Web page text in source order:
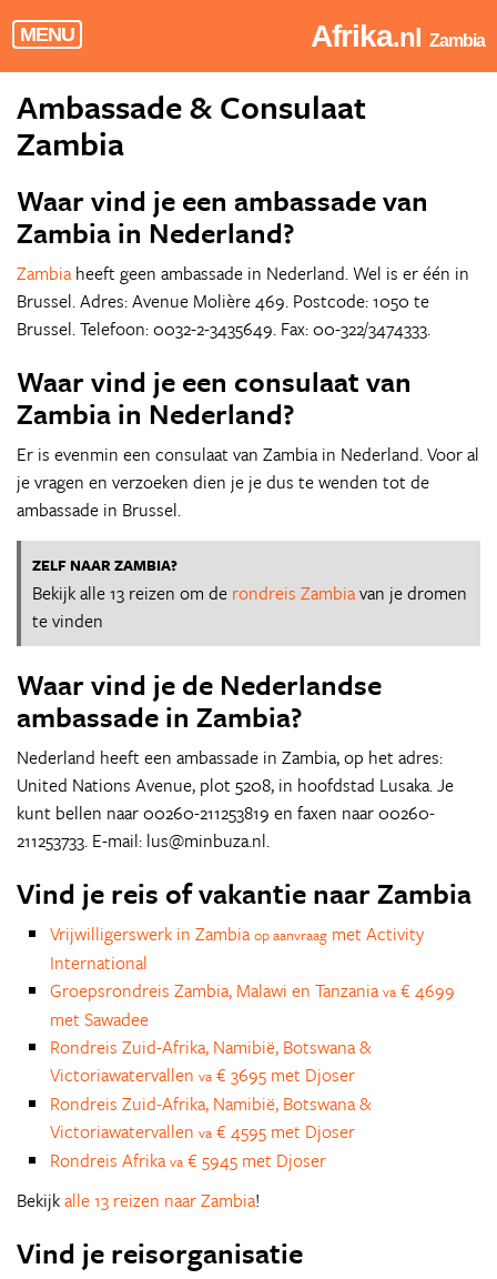
MENU Afrika.nl Zambia
Ambassade & Consulaat
Zambia
Waar vind je een ambassade van
Zambia in Nederland?
Zambia heeft geen ambassade in Nederland. Wel is er één in
Brussel. Adres: Avenue Molière 469. Postcode: 1050 te
Brussel. Telefoon: 0032-2-3435649. Fax: 00-322/3474333.
Waar vind je een consulaat van
Zambia in Nederland?
Er is evenmin een consulaat van Zambia in Nederland. Voor al
je vragen en verzoeken dien je je dus te wenden tot de
ambassade in Brussel.
ZELF NAAR ZAMBIA?
Bekijk alle 13 reizen om de rondreis Zambiavan je dromen
te vinden
Waar vind je de Nederlandse
ambassade in Zambia?
Nederland heeft een ambassade in Zambia, op het adres:
United Nations Avenue, plot 5208, in hoofdstad Lusaka. Je
kunt bellen naar 00260-211253819 en faxen naar 00260-
211253733. E-mail: lus@minbuza.nl.
Vind je reis of vakantie naar Zambia
Vrijwilligerswerk in Zambia op aanvraag met Activity
International
Groepsrondreis Zambia, Malawi en Tanzania va € 4699
met Sawadee
Rondreis Zuid-Afrika, Namibië, Botswana &
Victoriawatervallen va € 3695 met Djoser
Rondreis Zuid-Afrika, Namibië, Botswana &
Victoriawatervallen va € 4595 met Djoser
Rondreis Afrika va € 5945 met Djoser
Bekijkalle 13 reizen naar Zambia!
Vind je reisorganisatie